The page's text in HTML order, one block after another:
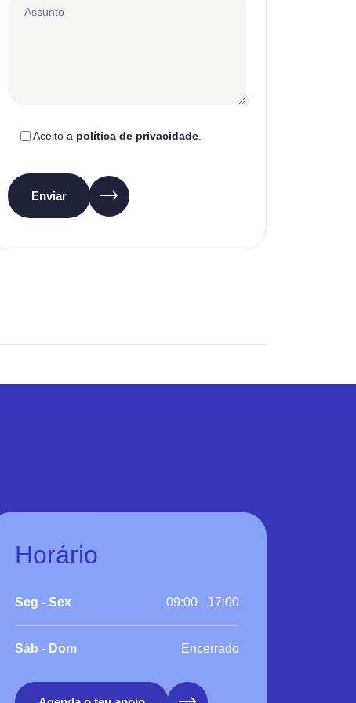
Aceito a política de privacidade
Enviar
Horário
Seg - Sex 09:00 - 17:00
Sáb - Dom Encerrado